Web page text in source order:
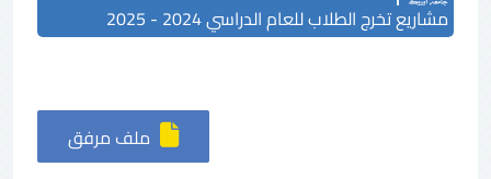
مشاريع تخرج الطلاب للعام الدراسي 2024 - 2025
ملف مرفق